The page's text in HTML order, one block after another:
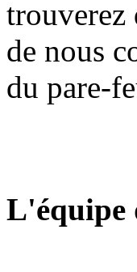
trouverez
de nous
du pare-
L'équipe